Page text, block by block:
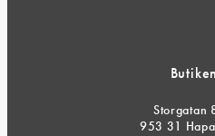
Butiken
Storgatan
953 31